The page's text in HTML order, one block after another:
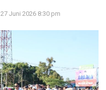
27 Juni 2026 8:30 pm